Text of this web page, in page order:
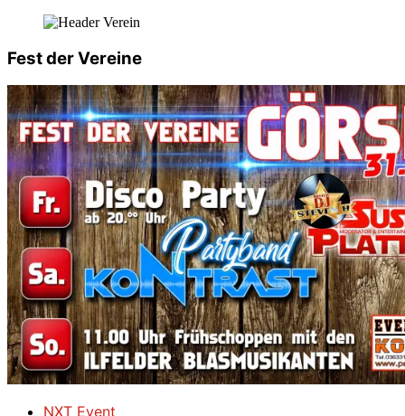
Fest der Vereine
NXT Event